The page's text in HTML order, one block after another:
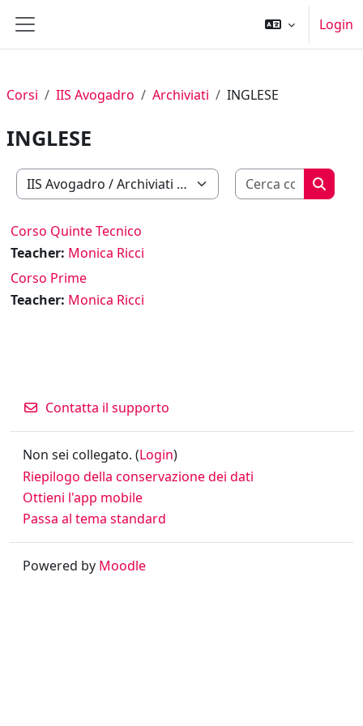
Pannello laterale
Login
Corsi IIS Avogadro Archiviati INGLESE
INGLESE
Categorie di corso
Cerca
Cerca
Corso Quinte Tecnico
Teacher: Monica Ricci
Corso Prime
Teacher: Monica Ricci
Contatta il supporto
Non sei collegato. (Login)
Riepilogo della conservazione dei dati
Ottieni l'app mobile
Passa al tema standard
Powered by Moodle